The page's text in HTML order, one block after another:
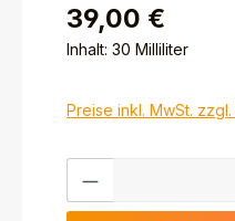
39,00 €
Inhalt: 30 Milliliter
Preise inkl. MwSt.
Produkt Anzahl: